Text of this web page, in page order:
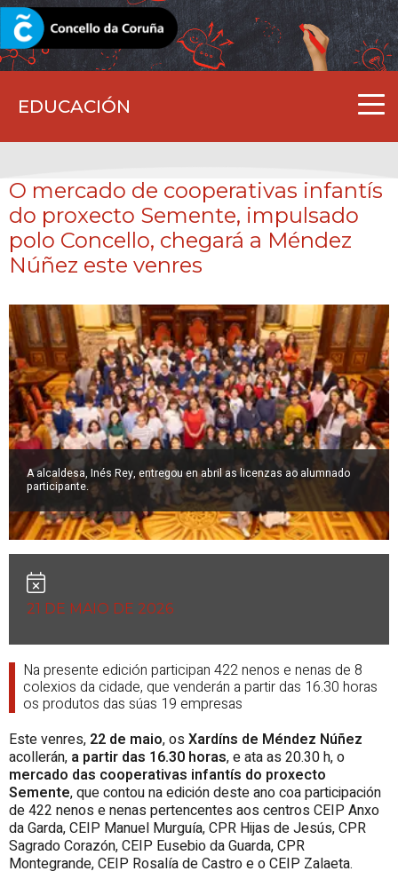
EDUCACIÓN
CORUNA.GAL
O mercado de cooperativas infantís
do proxecto Semente, impulsado
polo Concello, chegará a Méndez
Núñez este venres
A alcaldesa, Inés Rey, entregou en abril as licenzas ao alumnado
participante.
21 DE MAIO DE 2026
Na presente edición participan 422 nenos e nenas de 8
colexios da cidade, que venderán a partir das 16.30 horas
os produtos das súas 19 empresas
Este venres, 22 de maio, os Xardíns de Méndez Núñez
acollerán, a partir das 16.30 horas, e ata as 20.30 h, o
mercado das cooperativas infantís do proxecto
Semente, que contou na edición deste ano coa participación
de 422 nenos e nenas pertencentes aos centros CEIP Anxo
da Garda, CEIP Manuel Murguía, CPR Hijas de Jesús, CPR
Sagrado Corazón, CEIP Eusebio da Guarda, CPR
Montegrande, CEIP Rosalía de Castro e o CEIP Zalaeta.